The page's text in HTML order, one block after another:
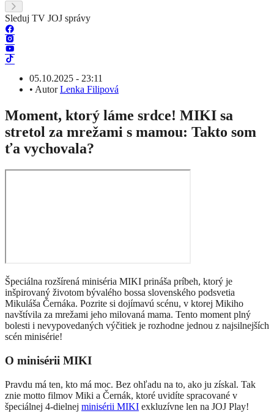
Sleduj TV JOJ správy
05.10.2025 - 23:11
• AutorLenka Filipová
Moment, ktorý láme srdce! MIKI sa
stretol za mrežami s mamou: Takto som
ťa vychovala?
Špeciálna rozšírená miniséria MIKI prináša príbeh, ktorý je
inšpirovaný životom bývalého bossa slovenského podsvetia
Mikuláša Černáka. Pozrite si dojímavú scénu, v ktorej Mikiho
navštívila za mrežami jeho milovaná mama. Tento moment plný
bolesti i nevypovedaných výčitiek je rozhodne jednou z najsilnejších
scén minisérie!
O minisérii MIKI
Pravdu má ten, kto má moc. Bez ohľadu na to, ako ju získal. Tak
znie motto filmov Miki a Černák, ktoré uvidíte spracované v
špeciálnej 4-dielnej minisérii MIKI exkluzívne len na JOJ Play!